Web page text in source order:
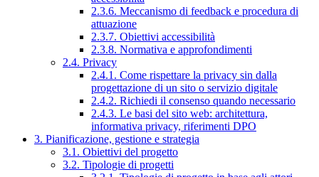
2.3.6. Meccanismo di feedback e procedura di
attuazione
2.3.7. Obiettivi accessibilità
2.3.8. Normativa e approfondimenti
2.4. Privacy
2.4.1. Come rispettare la privacy sin dalla
progettazione di un sito o servizio digitale
2.4.2. Richiedi il consenso quando necessario
2.4.3. Le basi del sito web: architettura,
informativa privacy, riferimenti DPO
3. Pianificazione, gestione e strategia
3.1. Obiettivi del progetto
3.2. Tipologie di progetti